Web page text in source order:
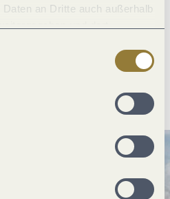
an Dritte auch außerhalb
Mit der Auswahl "Alle
in der Nutzung
tun?